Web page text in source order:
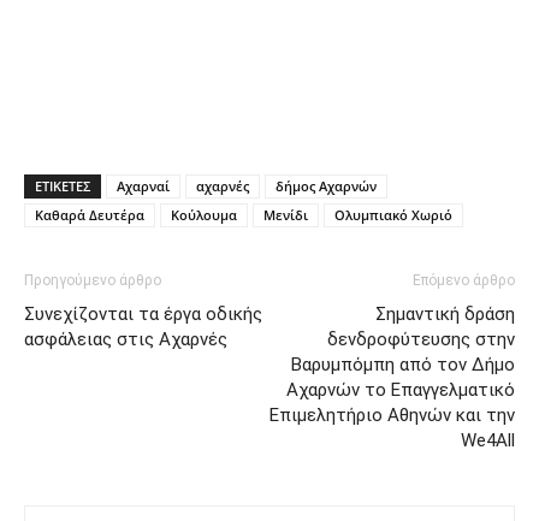
ΕΤΙΚΕΤΕΣ Αχαρναί αχαρνές
δήμος Αχαρνών
Καθαρά Δευτέρα
Κούλουμα Μενίδι Ολυμπιακό Χωριό
Προηγούμενο άρθρο
Συνεχίζονται τα έργα οδικής
ασφάλειας στις Αχαρνές
Επόμενο άρθρο
Σημαντική δράση
δενδροφύτευσης στην
Βαρυμπόμπη από τον Δήμο
Αχαρνών το Επαγγελματικό
Επιμελητήριο Αθηνών και την
We4All